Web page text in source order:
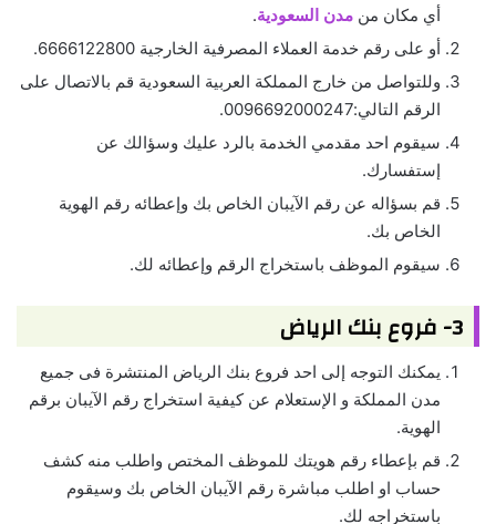
أي مكان من مدن السعودية.
أو على رقم خدمة العملاء المصرفية الخارجية 6666122800.
وللتواصل من خارج المملكة العربية السعودية قم بالاتصال على
الرقم التالي:0096692000247.
سيقوم احد مقدمي الخدمة بالرد عليك وسؤالك عن
إستفسارك.
قم بسؤاله عن رقم الآيبان الخاص بك وإعطائه رقم الهوية
الخاص بك.
سيقوم الموظف باستخراج الرقم وإعطائه لك.
3- فروع بنك الرياض
يمكنك التوجه إلى احد فروع بنك الرياض المنتشرة فى جميع
مدن المملكة و الإستعلام عن كيفية استخراج رقم الآيبان برقم
الهوية.
قم بإعطاء رقم هويتك للموظف المختص واطلب منه كشف
حساب او اطلب مباشرة رقم الآيبان الخاص بك وسيقوم
باستخراجه لك.